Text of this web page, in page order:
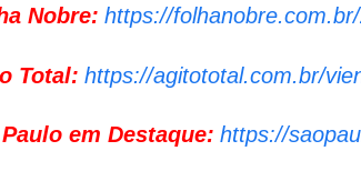
Nobre: https://
Total: https://agitototal.com.br/
em Destaque: https://